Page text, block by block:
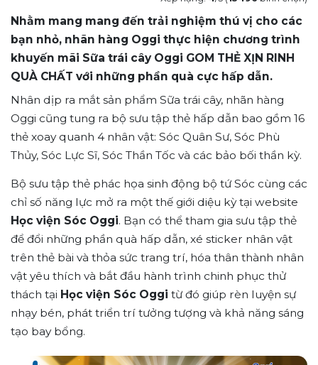
Nhằm mang mang đến trải nghiệm thú vị cho các
bạn nhỏ, nhãn hàng Oggi thực hiện chương trình
khuyến mãi Sữa trái cây Oggi GOM THẺ XỊN RINH
QUÀ CHẤT với những phần quà cực hấp dẫn.
Nhân dịp ra mắt sản phẩm Sữa trái cây, nhãn hàng
Oggi cũng tung ra bộ sưu tập thẻ hấp dẫn bao gồm 16
thẻ xoay quanh 4 nhân vật: Sóc Quân Sư, Sóc Phù
Thủy, Sóc Lực Sĩ, Sóc Thần Tốc và các bảo bối thần kỳ.
Bộ sưu tập thẻ phác họa sinh động bộ tứ Sóc cùng các
chỉ số năng lực mở ra một thế giới diệu kỳ tại website
Học viện Sóc Oggi. Bạn có thể tham gia sưu tập thẻ
để đổi những phần quà hấp dẫn, xé sticker nhân vật
trên thẻ bài và thỏa sức trang trí, hóa thân thành nhân
vật yêu thích và bắt đầu hành trình chinh phục thử
thách tại Học viện Sóc Oggi từ đó giúp rèn luyện sự
nhạy bén, phát triển trí tưởng tượng và khả năng sáng
tạo bay bổng.